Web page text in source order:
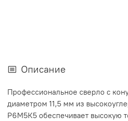
Описание
Профессиональное сверло с
диаметром 11,5 мм из
Р6М5К5 обеспечивает высокую